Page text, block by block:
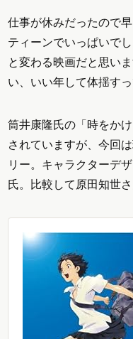
仕事が休みだったので
ティーンでいっぱいで
と変わる映画だと思い
い、いい年して体揺す
筒井康隆氏の「時をか
されていますが、今回
リー。キャラクターデ
氏。比較して原田知世